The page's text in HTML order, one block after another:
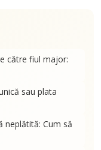
către fiul major:
sau plata
neplătită: Cum să